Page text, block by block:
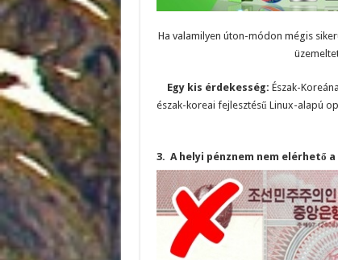
Ha valamilyen úton-módon mégis
Egy kis érdekesség: Észak-
észak-koreai fejlesztésű Linux-alapú
3. A helyi pénznem nem elérhető